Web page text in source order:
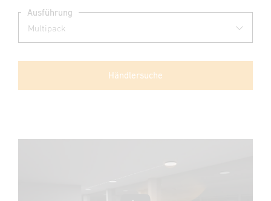
Ausführung
Händlersuche